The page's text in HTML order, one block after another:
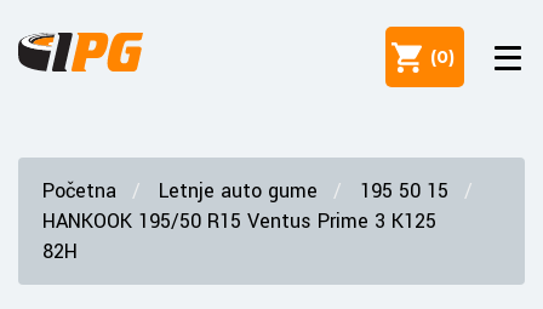
(0)
Početna Letnje auto gume
195 50 15
HANKOOK 195/50 R15 Ventus Prime 3 K125
82H